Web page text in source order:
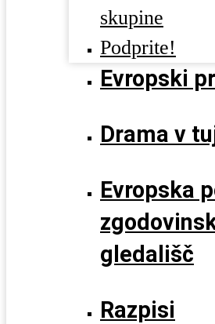
skupine
Podprite!
Evropski
Drama v
Evropska
gledališč
Razpisi